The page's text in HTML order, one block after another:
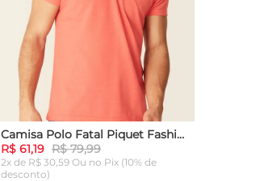
Camisa Polo Fatal Piquet Fashion Basic Coral
R$ 61,19 R$ 79,99
2x de R$ 30,59 Ou no Pix (10% de
desconto)